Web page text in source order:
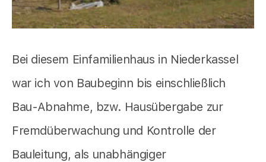
Bei diesem Einfamilienhaus in Niederkassel
war ich von Baubeginn bis einschließlich
Bau-Abnahme, bzw. Hausübergabe zur
Fremdüberwachung und Kontrolle der
Bauleitung, als unabhängiger